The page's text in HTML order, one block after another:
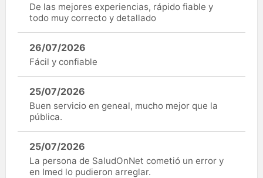
De las mejores experiencias, rápido fiable y
todo muy correcto y detallado
26/07/2026
Fácil y confiable
25/07/2026
Buen servicio en geneal, mucho mejor que la
pública.
25/07/2026
La persona de SaludOnNet cometió un error y
en Imed lo pudieron arreglar.